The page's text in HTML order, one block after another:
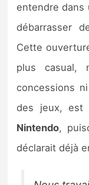
entendre dans
débarrasser
Cette
plus casual,
concessions
des jeux, est
Nintendo,
déclarait déjà